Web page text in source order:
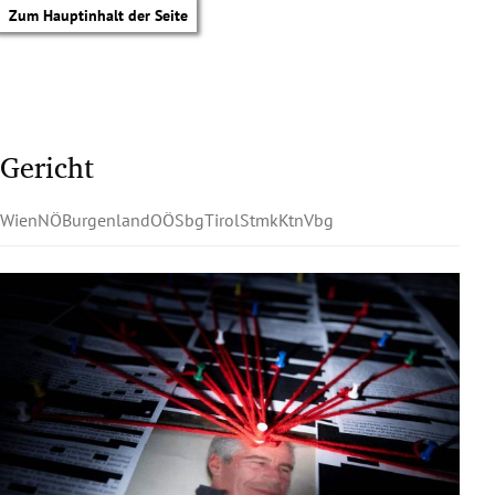
Zum Hauptinhalt der Seite
Untermenü
Gericht
WienNÖBurgenlandOÖSbgTirolStmkKtnVbg